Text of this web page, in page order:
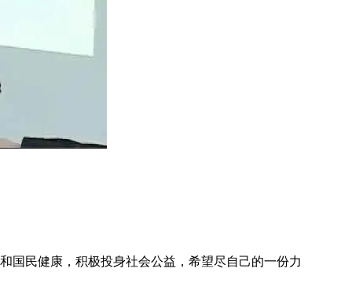
国民健康，积极投身社会公益，希望尽自己的一份力